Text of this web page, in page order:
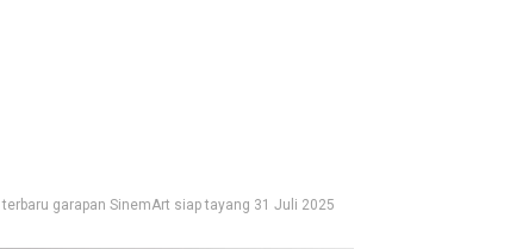
garapan SinemArt siap tayang 31 Juli 2025